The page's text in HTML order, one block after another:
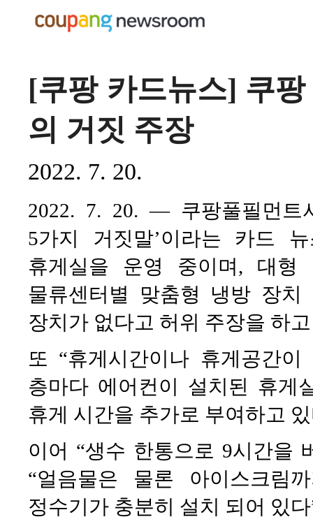
[쿠팡 카드뉴스] 쿠
의 거짓 주장
2022. 7. 20.
2022. 7. 20. — 쿠팡풀필먼트
5가지 거짓말’이라는 카드
휴게실을 운영 중이며, 대
물류센터별 맞춤형 냉방 장
장치가 없다고 허위 주장을 하
또 “휴게시간이나 휴게공간
층마다 에어컨이 설치된 휴게
휴게 시간을 추가로 부여하고
이어 “생수 한통으로 9시간을
“얼음물은 물론 아이스크림
정수기가 충분히 설치 되어 있